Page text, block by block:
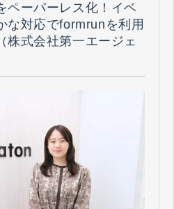
ペーパーレス化！イベ
な対応でformrunを利用
株式会社第一エージェ